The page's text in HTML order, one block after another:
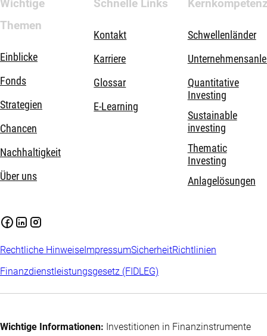
Wichtige
Themen
Einblicke
Fonds
Strategien
Chancen
Nachhaltigkeit
Über uns
Schnelle Links
Kontakt
Karriere
Glossar
E-Learning
Schwellenländer
Quantitative
Investing
Sustainable
investing
Thematic
Investing
Anlagelösungen
Rechtliche HinweiseImpressumSicherheitRichtlinien
Finanzdienstleistungsgesetz (FIDLEG)
Wichtige Informationen: Investitionen in Finanzinstrumente